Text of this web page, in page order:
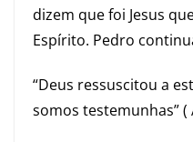
dizem que foi Jesus
Espírito. Pedro
“Deus ressuscitou a
somos testemunhas” (